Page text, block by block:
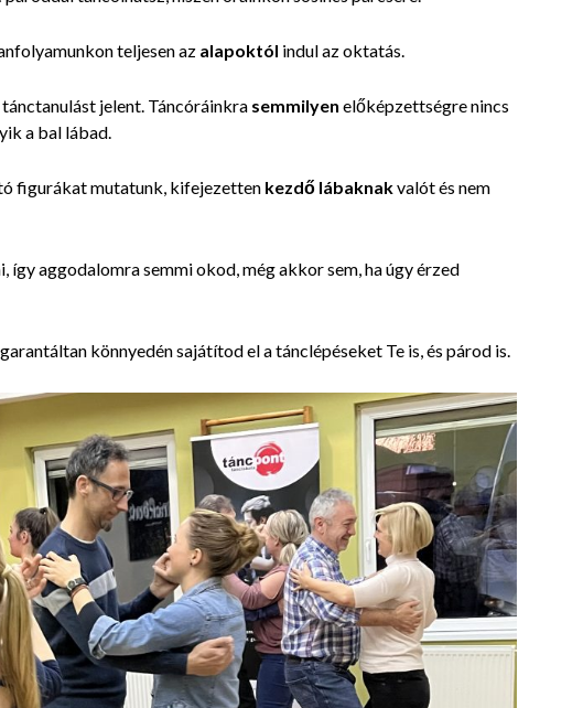
teljesen az alapoktól indul az oktatás.
jelent. Táncóráinkra semmilyen előképzettségre nincs
a bal lábad.
figurákat mutatunk, kifejezetten kezdő lábaknakvalót és nem
így aggodalomra semmi okod, még akkor sem, ha úgy érzed
, garantáltan könnyedén sajátítod el a tánclépéseket Te is, és párod is.